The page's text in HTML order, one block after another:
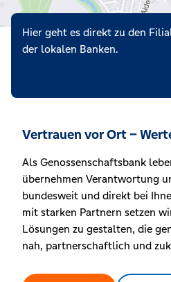
Hier geht es direkt zu den
der lokalen Banken.
Vertrauen vor Ort –
Als Genossenschaftsbank
übernehmen Verantwortung
bundesweit und direkt bei
mit starken Partnern setzen
Lösungen zu gestalten, die
nah, partnerschaftlich und